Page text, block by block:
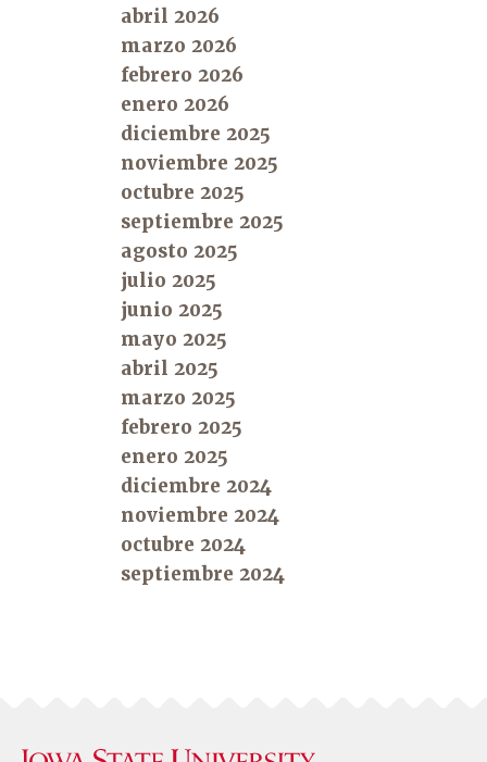
abril 2026
marzo 2026
febrero 2026
enero 2026
diciembre 2025
noviembre 2025
octubre 2025
septiembre 2025
agosto 2025
julio 2025
junio 2025
mayo 2025
abril 2025
marzo 2025
febrero 2025
enero 2025
diciembre 2024
noviembre 2024
octubre 2024
septiembre 2024